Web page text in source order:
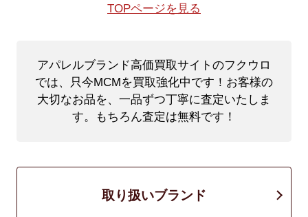
TOPページを見る
アパレルブランド高価買取サイトのフクウロ
では、只今MCMを買取強化中です！ お客様の
大切なお品を、一品ずつ丁寧に査定いたしま
す。もちろん査定は無料です！
取り扱いブランド